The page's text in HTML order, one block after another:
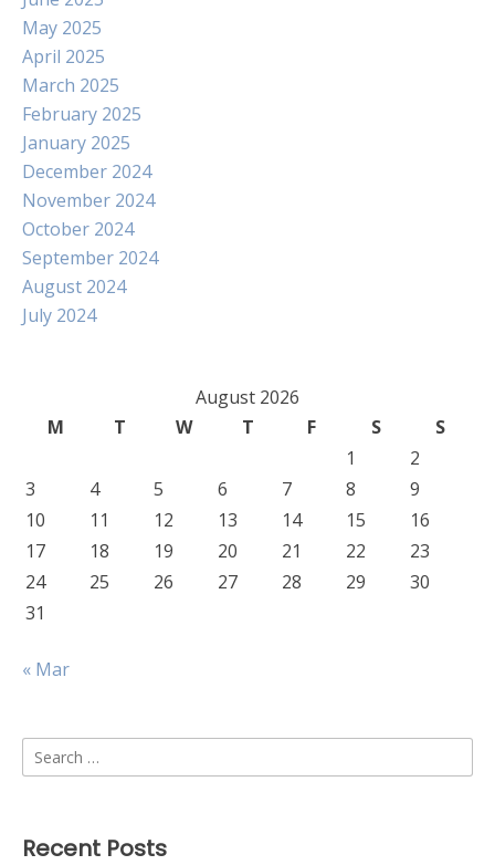
May 2025
April 2025
March 2025
February 2025
January 2025
December 2024
November 2024
October 2024
September 2024
August 2024
July 2024
August 2026
M
T W T F S
S
1
2
3
4 5 6 7 8
9
10
11 12 13 14 15
16
17
18 19 20 21 22
23
24
25 26 27 28 29
30
31
« Mar
Search
for:
Recent Posts